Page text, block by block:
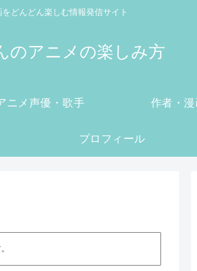
どんどん楽しむ情報発信サイト
のアニメの楽しみ方
ニメ声優・歌手 作者・漫
プロフィール